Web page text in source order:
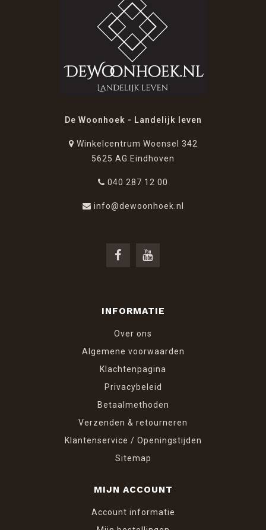
De Woonhoek - Landelijk leven
Winkelcentrum Woensel 342
5625 AG Eindhoven
040 287 12 00
info@dewoonhoek.nl
INFORMATIE
Over ons
Algemene voorwaarden
Klachtenpagina
Privacybeleid
Betaalmethoden
Verzenden & retourneren
Klantenservice / Openingstijden
Sitemap
MIJN ACCOUNT
Account informatie